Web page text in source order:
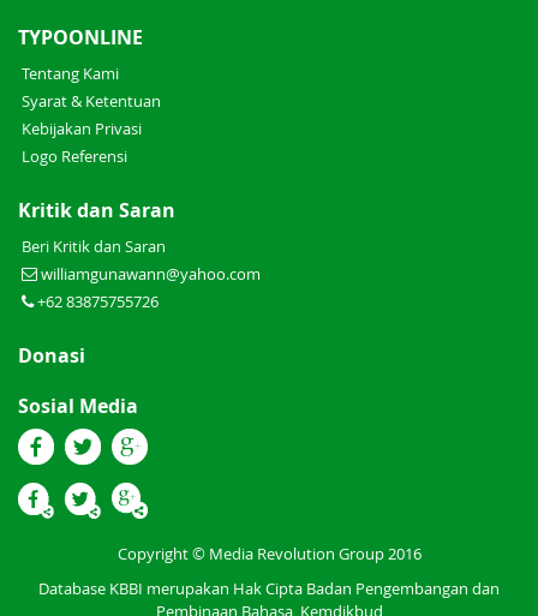
TYPOONLINE
Tentang Kami
Syarat & Ketentuan
Kebijakan Privasi
Logo Referensi
Kritik dan Saran
Beri Kritik dan Saran
williamgunawann@yahoo.com
+62 83875755726
Donasi
Sosial Media
Copyright © Media Revolution Group 2016
Database KBBI merupakan Hak Cipta Badan Pengembangan dan
Pembinaan Bahasa, Kemdikbud